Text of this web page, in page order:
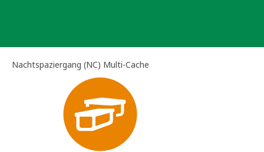
Nachtspaziergang (NC) Multi-Cache